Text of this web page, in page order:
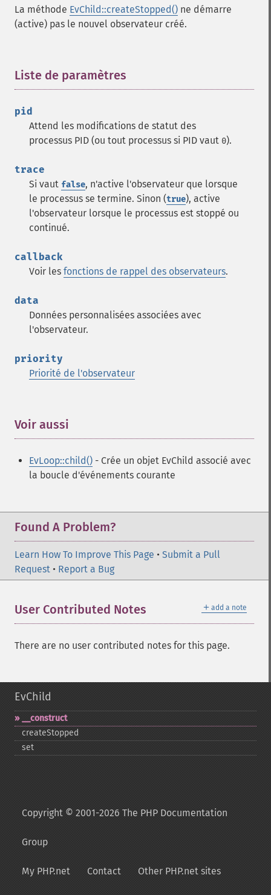
La méthode EvChild::createStopped() ne démarre
(active) pas le nouvel observateur créé.
Liste de paramètres
pid
Attend les modifications de statut des
processus PID (ou tout processus si PID vaut 0).
trace
Si vaut false, n'active l'observateur que lorsque
le processus se termine. Sinon (true), active
l'observateur lorsque le processus est stoppé ou
continué.
callback
Voir les fonctions de rappel des observateurs.
data
Données personnalisées associées avec
l'observateur.
priority
Priorité de l'observateur
Voir aussi
EvLoop::child() - Crée un objet EvChild associé avec
la boucle d'événements courante
Found A Problem?
Learn How To Improve This Page • Submit a Pull
Request • Report a Bug
＋ add a note
User Contributed Notes
There are no user contributed notes for this page.
EvChild
_​_​construct
createStopped
set
Copyright © 2001-2026 The PHP Documentation
Group
My PHP.net Contact Other PHP.net sites